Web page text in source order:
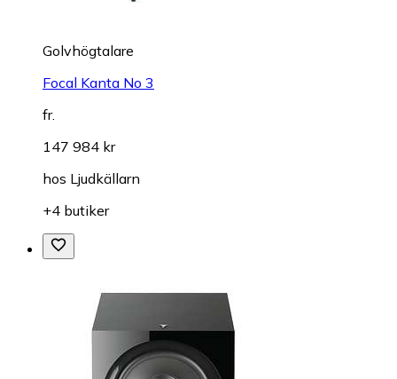
Golvhögtalare
Focal Kanta No 3
fr.
147 984 kr
hos Ljudkällarn
+4 butiker